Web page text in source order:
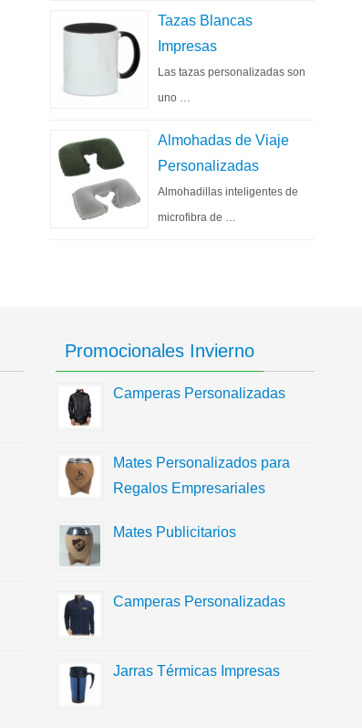
Tazas Blancas
Impresas
Las tazas personalizadas son
uno …
Almohadas de Viaje
Personalizadas
Almohadillas inteligentes de
microfibra de …
Promocionales Invierno
Camperas Personalizadas
Mates Personalizados para
Regalos Empresariales
Mates Publicitarios
Camperas Personalizadas
Jarras Térmicas Impresas